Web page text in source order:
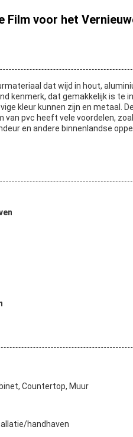
Film voor het
dat wijd in hout,
kenmerk, dat gemakkelijk is te
kleur kunnen zijn en metaal.
van pvc heeft vele voordelen,
en andere binnenlandse
Countertop, Muur
handhaven